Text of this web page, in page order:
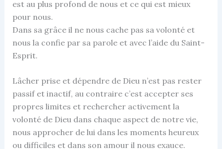
est au plus profond de nous et ce qui est mieux
pour nous.
Dans sa grâce il ne nous cache pas sa volonté et
nous la confie par sa parole et avec l’aide du Saint-
Esprit.
Lâcher prise et dépendre de Dieu n’est pas rester
passif et inactif, au contraire c’est accepter ses
propres limites et rechercher activement la
volonté de Dieu dans chaque aspect de notre vie,
nous approcher de lui dans les moments heureux
ou difficiles et dans son amour il nous exauce.